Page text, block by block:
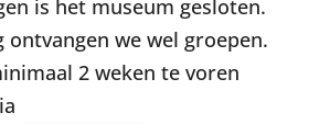
is het museum gesloten.
ontvangen we wel groepen.
2 weken te voren